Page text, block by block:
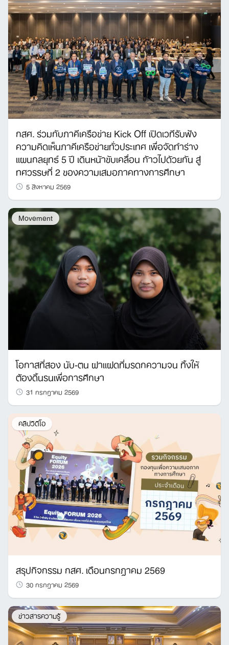
กสศ. ร่วมกับภาคีเครือข่าย Kick Off เปิดเวทีรับฟัง
ความคิดเห็นภาคีเครือข่ายทั่วประเทศ เพื่อจัดทำร่าง
แผนกลยุทธ์ 5 ปี เดินหน้าขับเคลื่อน ก้าวไปด้วยกัน สู่
ทศวรรษที่ 2 ของความเสมอภาคทางการศึกษา
5 สิงหาคม 2569
Movement
โอกาสที่สอง นับ-ตน ฝาแฝดที่มรดกความจน ทิ้งให้
ต้องดิ้นรนเพื่อการศึกษา
31 กรกฎาคม 2569
คลิปวิดีโอ
สรุปกิจกรรม กสศ. เดือนกรกฎาคม 2569
30 กรกฎาคม 2569
ข่าวสารความรู้